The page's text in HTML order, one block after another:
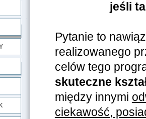
jeśli
Pytanie to
realizowanego
celów tego
skuteczne
między innymi
ciekawość,